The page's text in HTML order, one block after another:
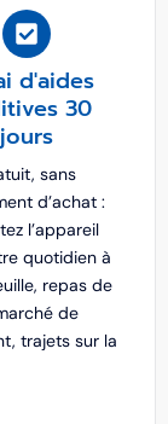
d'aides
30
jours
sans
d’achat :
l’appareil
quotidien à
repas de
de
trajets sur la